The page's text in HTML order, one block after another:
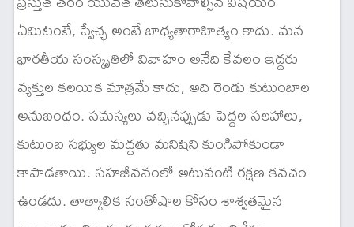
ఏమిటంటే, స్వేచ్ఛ అంటే బాధ్యతారాహిత్యం కాదు. మన
భారతీయ సంస్కృతిలో వివాహం అనేది కేవలం ఇద్దరు
వ్యక్తుల కలయిక మాత్రమే కాదు, అది రెండు కుటుంబాల
అనుబంధం. సమస్యలు వచ్చినప్పుడు పెద్దల సలహాలు,
కుటుంబ సభ్యుల మద్దతు మనిషిని కుంగిపోకుండా
కాపాడతాయి. సహజీవనంలో అటువంటి రక్షణ కవచం
ఉండదు. తాత్కాలిక సంతోషాల కోసం శాశ్వతమైన